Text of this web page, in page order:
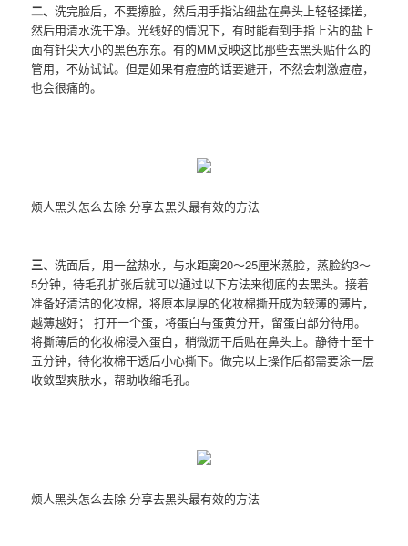
二、洗完脸后，不要擦脸，然后用手指沾细盐在鼻头上轻轻揉搓，
然后用清水洗干净。光线好的情况下，有时能看到手指上沾的盐上
面有针尖大小的黑色东东。有的MM反映这比那些去黑头贴什么的
管用，不妨试试。但是如果有痘痘的话要避开，不然会刺激痘痘，
也会很痛的。
烦人黑头怎么去除 分享去黑头最有效的方法
三、洗面后，用一盆热水，与水距离20～25厘米蒸脸，蒸脸约3～
5分钟，待毛孔扩张后就可以通过以下方法来彻底的去黑头。接着
准备好清洁的化妆棉，将原本厚厚的化妆棉撕开成为较薄的薄片，
越薄越好； 打开一个蛋，将蛋白与蛋黄分开，留蛋白部分待用。
将撕薄后的化妆棉浸入蛋白，稍微沥干后贴在鼻头上。静待十至十
五分钟，待化妆棉干透后小心撕下。做完以上操作后都需要涂一层
收敛型爽肤水，帮助收缩毛孔。
烦人黑头怎么去除 分享去黑头最有效的方法